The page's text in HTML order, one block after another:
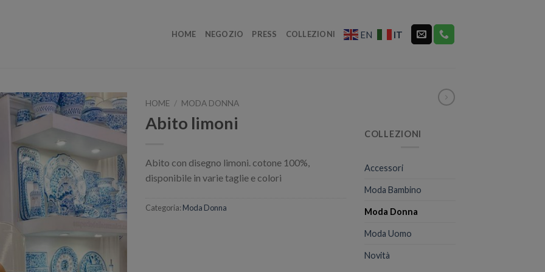
HOME NEGOZIO PRESS COLLEZIONI EN IT
HOME / MODA DONNA
Abito limoni
Abito con disegno limoni. cotone 100%,
disponibile in varie taglie e colori
Categoria: Moda Donna
COLLEZIONI
Accessori
Moda Bambino
Moda Donna
Moda Uomo
Novità